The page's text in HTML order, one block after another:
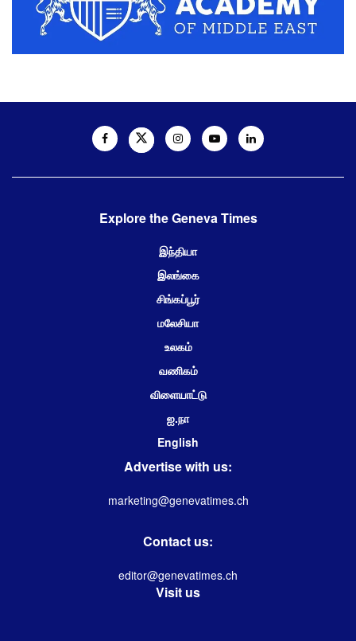
Explore the Geneva Times
இந்தியா
இலங்கை
சிங்கப்பூர்
மலேசியா
உலகம்
வணிகம்
விளையாட்டு
ஐ.நா
English
Advertise with us:
marketing@genevatimes.ch
Contact us:
editor@genevatimes.ch
Visit us